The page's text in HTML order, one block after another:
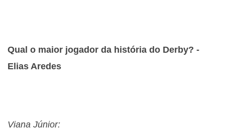
Qual o maior jogador da história do Derby? -
Elias Aredes
Viana Júnior: